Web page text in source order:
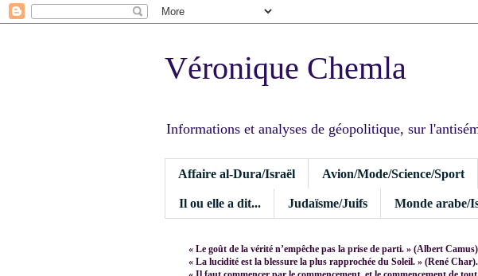
Véronique Chemla
Informations et analyses de géopolitique, sur
Affaire al-Dura/Israël Avion/Mode/Science/Sport
Il ou elle a dit... Judaïsme/Juifs Monde arabe/
« Le goût de la vérité n’empêche pas la prise de parti. » (Albert Camus)
« La lucidité est la blessure la plus rapprochée du Soleil. » (René Char).